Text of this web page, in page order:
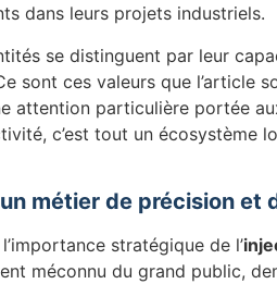
dans leurs projets industriels.
se distinguent par leur
sont ces valeurs que l’article
attention particulière portée
c’est tout un écosystème
métier de précision et
stratégique de l’
méconnu du grand public,